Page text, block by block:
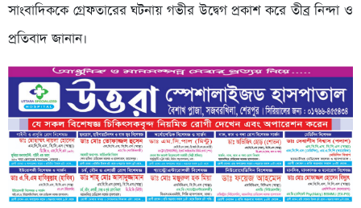
সাংবাদিককে গ্রেফতারের ঘটনায় গভীর উদ্বেগ প্রকাশ করে তীব্র নিন্দা ও
প্রতিবাদ জানান।